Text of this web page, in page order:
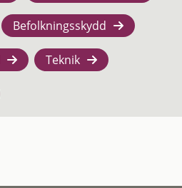
Befolkningsskydd
Teknik